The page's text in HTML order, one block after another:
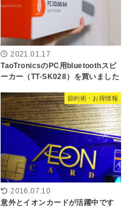
2021.01.17
TaoTronicsのPC用bluetoothスピ
ーカー（TT-SK028）を買いました
節約術・お得情報
2016.07.10
意外とイオンカードが活躍中です